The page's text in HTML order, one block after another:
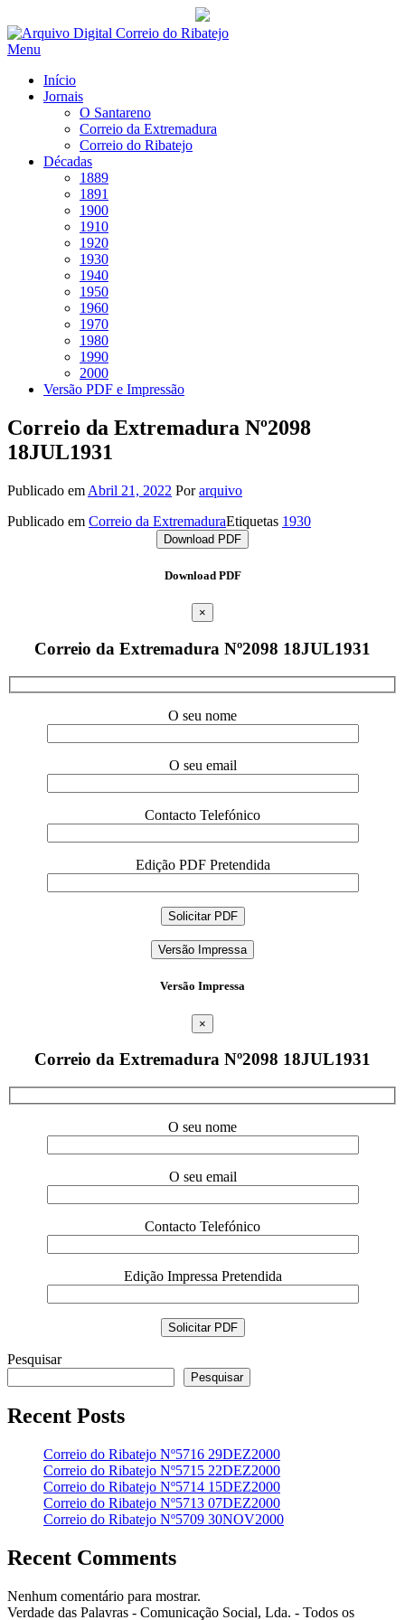
Saltar
para
Menu
Início
Jornais
O Santareno
Correio da Extremadura
Correio do Ribatejo
Décadas
1889
1891
1900
1910
1920
1930
1940
1950
1960
1970
1980
1990
2000
Versão PDF e Impressão
Correio da Extremadura Nº2098
18JUL1931
Publicado em Abril 21, 2022 Porarquivo
Publicado em Correio da ExtremaduraEtiquetas 1930
Download PDF
Download PDF
×
Correio da Extremadura Nº2098 18JUL1931
O seu nome
O seu email
Contacto Telefónico
Edição PDF Pretendida
Versão Impressa
Versão Impressa
×
Correio da Extremadura Nº2098 18JUL1931
O seu nome
O seu email
Contacto Telefónico
Edição Impressa Pretendida
Pesquisar
Pesquisar
Recent Posts
Correio do Ribatejo Nº5716 29DEZ2000
Correio do Ribatejo Nº5715 22DEZ2000
Correio do Ribatejo Nº5714 15DEZ2000
Correio do Ribatejo Nº5713 07DEZ2000
Correio do Ribatejo Nº5709 30NOV2000
Recent Comments
Nenhum comentário para mostrar.
Verdade das Palavras - Comunicação Social, Lda. - Todos os